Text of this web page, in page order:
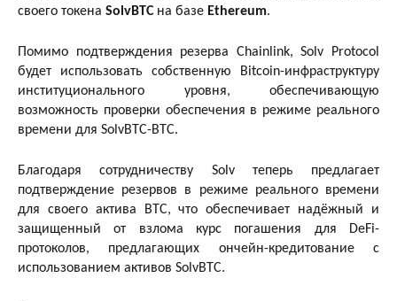
своего токена SolvBTCна базе Ethereum.
Помимо подтверждения резерва Chainlink, Solv Protocol
будет использовать собственную Bitcoin-инфраструктуру
институционального уровня, обеспечивающую
возможность проверки обеспечения в режиме реального
времени для SolvBTC-BTC.
Благодаря сотрудничеству Solv теперь предлагает
подтверждение резервов в режиме реального времени
для своего актива BTC, что обеспечивает надёжный и
защищенный от взлома курс погашения для DeFi-
протоколов, предлагающих ончейн-кредитование с
использованием активов SolvBTC.